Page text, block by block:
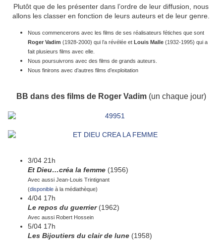
Plutôt que de les présenter dans l’ordre de leur diffusion, nous
allons les classer en fonction de leurs auteurs et de leur genre.
Nous commencerons avec les films de ses réalisateurs fétiches que sont
Roger Vadim (1928-2000) qui l’a révélée et Louis Malle (1932-1995) qui a
fait plusieurs films avec elle.
Nous poursuivrons avec des films de grands auteurs.
Nous finirons avec d’autres films d’exploitation
BB dans des films de Roger Vadim (un chaque jour)
3/04 21h
Et Dieu…créa la femme (1956)
Avec aussi Jean-Louis Trintignant
(disponible à la médiathèque)
4/04 17h
Le repos du guerrier(1962)
Avec aussi Robert Hossein
5/04 17h
Les Bijoutiers du clair de lune (1958)